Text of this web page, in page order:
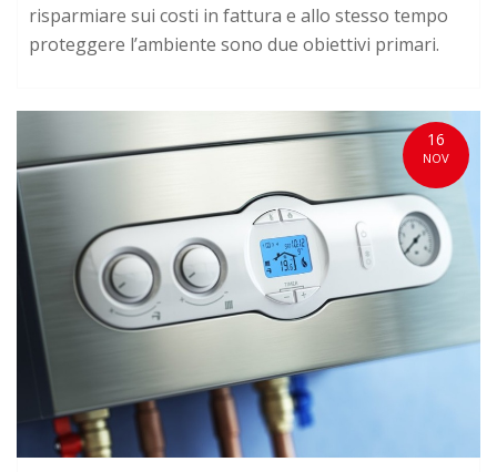
risparmiare sui costi in fattura e allo stesso tempo
proteggere l’ambiente sono due obiettivi primari.
16
NOV